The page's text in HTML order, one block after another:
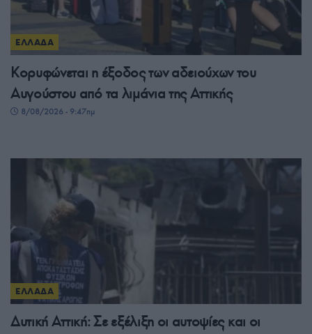
ΕΛΛΑΔΑ
Κορυφώνεται η έξοδος των αδειούχων του
Αυγούστου από τα λιμάνια της Αττικής
8/08/2026 - 9:47πμ
ΕΛΛΑΔΑ
Δυτική Αττική: Σε εξέλιξη οι αυτοψίες και οι